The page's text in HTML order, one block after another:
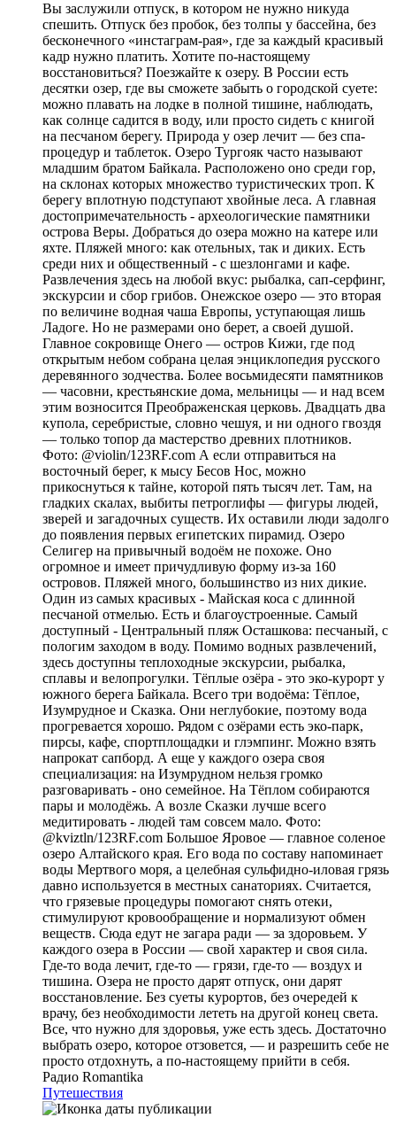
Вы заслужили отпуск, в котором не нужно никуда
спешить. Отпуск без пробок, без толпы у бассейна, без
бесконечного «инстаграм-рая», где за каждый красивый
кадр нужно платить. Хотите по-настоящему
восстановиться? Поезжайте к озеру. В России есть
десятки озер, где вы сможете забыть о городской суете:
можно плавать на лодке в полной тишине, наблюдать,
как солнце садится в воду, или просто сидеть с книгой
на песчаном берегу. Природа у озер лечит — без спа-
процедур и таблеток. Озеро Тургояк часто называют
младшим братом Байкала. Расположено оно среди гор,
на склонах которых множество туристических троп. К
берегу вплотную подступают хвойные леса. А главная
достопримечательность - археологические памятники
острова Веры. Добраться до озера можно на катере или
яхте. Пляжей много: как отельных, так и диких. Есть
среди них и общественный - с шезлонгами и кафе.
Развлечения здесь на любой вкус: рыбалка, сап-серфинг,
экскурсии и сбор грибов. Онежское озеро — это вторая
по величине водная чаша Европы, уступающая лишь
Ладоге. Но не размерами оно берет, а своей душой.
Главное сокровище Онего — остров Кижи, где под
открытым небом собрана целая энциклопедия русского
деревянного зодчества. Более восьмидесяти памятников
— часовни, крестьянские дома, мельницы — и над всем
этим возносится Преображенская церковь. Двадцать два
купола, серебристые, словно чешуя, и ни одного гвоздя
— только топор да мастерство древних плотников.
Фото: @violin/123RF.com А если отправиться на
восточный берег, к мысу Бесов Нос, можно
прикоснуться к тайне, которой пять тысяч лет. Там, на
гладких скалах, выбиты петроглифы — фигуры людей,
зверей и загадочных существ. Их оставили люди задолго
до появления первых египетских пирамид. Озеро
Селигер на привычный водоём не похоже. Оно
огромное и имеет причудливую форму из-за 160
островов. Пляжей много, большинство из них дикие.
Один из самых красивых - Майская коса с длинной
песчаной отмелью. Есть и благоустроенные. Самый
доступный - Центральный пляж Осташкова: песчаный, с
пологим заходом в воду. Помимо водных развлечений,
здесь доступны теплоходные экскурсии, рыбалка,
сплавы и велопрогулки. Тёплые озёра - это эко-курорт у
южного берега Байкала. Всего три водоёма: Тёплое,
Изумрудное и Сказка. Они неглубокие, поэтому вода
прогревается хорошо. Рядом с озёрами есть эко-парк,
пирсы, кафе, спортплощадки и глэмпинг. Можно взять
напрокат сапборд. А еще у каждого озера своя
специализация: на Изумрудном нельзя громко
разговаривать - оно семейное. На Тёплом собираются
пары и молодёжь. А возле Сказки лучше всего
медитировать - людей там совсем мало. Фото:
@kviztln/123RF.com Большое Яровое — главное соленое
озеро Алтайского края. Его вода по составу напоминает
воды Мертвого моря, а целебная сульфидно-иловая грязь
давно используется в местных санаториях. Считается,
что грязевые процедуры помогают снять отеки,
стимулируют кровообращение и нормализуют обмен
веществ. Сюда едут не загара ради — за здоровьем. У
каждого озера в России — свой характер и своя сила.
Где-то вода лечит, где-то — грязи, где-то — воздух и
тишина. Озера не просто дарят отпуск, они дарят
восстановление. Без суеты курортов, без очередей к
врачу, без необходимости лететь на другой конец света.
Все, что нужно для здоровья, уже есть здесь. Достаточно
выбрать озеро, которое отзовется, — и разрешить себе не
просто отдохнуть, а по-настоящему прийти в себя.
Радио Romantika
Путешествия